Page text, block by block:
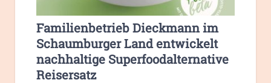
Familienbetrieb Dieckmann im
Schaumburger Land entwickelt
nachhaltige Superfoodalternative
Reisersatz